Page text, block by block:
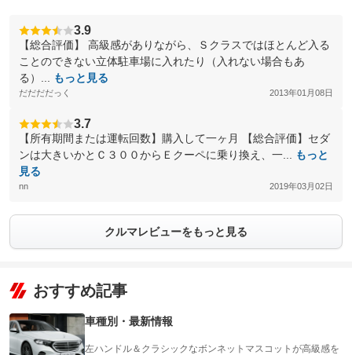
3.9
【総合評価】 高級感がありながら、Ｓクラスではほとんど入る
ことのできない立体駐車場に入れたり（入れない場合もあ
る）...
もっと見る
だだだだっく 2013年01月08日
3.7
【所有期間または運転回数】購入して一ヶ月 【総合評価】セダ
ンは大きいかとＣ３００からＥクーペに乗り換え、一...
もっと
見る
nn 2019年03月02日
クルマレビューをもっと見る
おすすめ記事
車種別・最新情報
左ハンドル＆クラシックなボンネットマスコットが高級感を